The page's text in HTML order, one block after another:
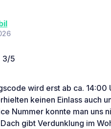
3/5
wird erst ab ca. 14:00
keinen Einlass auch
Nummer konnte man uns
gibt Verdunklung im